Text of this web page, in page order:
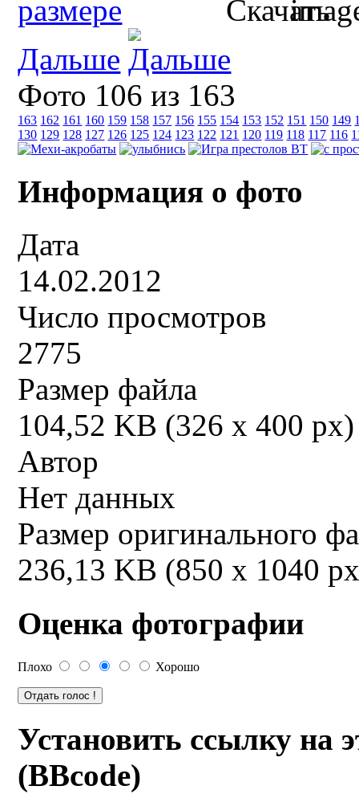
Дальше
Фото 106 из 163
163 162 161 160 159 158 157 156 155 154 153 152 151 150 149
130 129 128 127 126 125 124 123 122 121 120 119 118 117 116
Информация о фото
Дата
14.02.2012
Число просмотров
2775
Размер файла
104,52 KB (326 x 400 px)
Автор
Нет данных
Размер оригинального
236,13 KB (850 x 1040
Оценка фотографии
Плохо Хорошо
Установить ссылку на
(BBcode)